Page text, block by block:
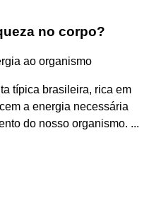
no corpo?
ao organismo
típica brasileira, rica em
a energia necessária
do nosso organismo. ...